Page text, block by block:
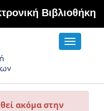
Βιβλιοθήκη
Toggle
ακόμα στην